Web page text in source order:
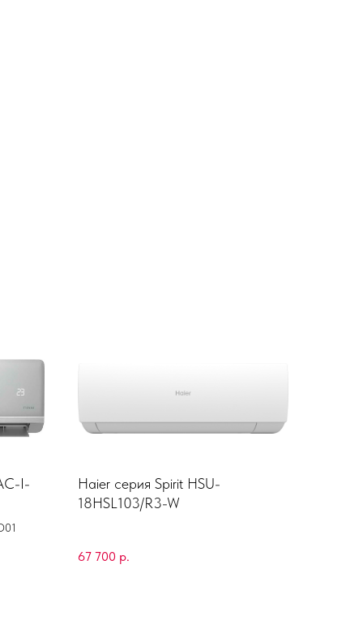
I-
Haier серия Spirit HSU-
18HSL103/R3-W
67 700 р.